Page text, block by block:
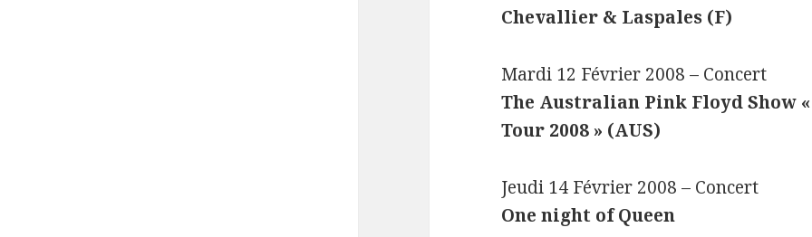
Chevallier & Laspales (F)
Mardi 12 Février 2008 – Concert
The Australian Pink Floyd Show
Tour 2008 » (AUS)
Jeudi 14 Février 2008 – Concert
One night of Queen